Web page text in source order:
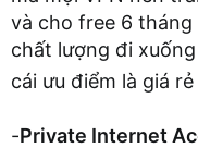
và cho free 6
chất lượng đi
cái ưu điểm là giá
-Private Internet